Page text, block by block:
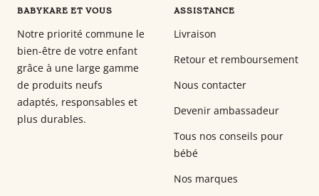
BABYKARE ET VOUS
Notre priorité commune le
bien-être de votre enfant
grâce à une large gamme
de produits neufs
adaptés, responsables et
plus durables.
ASSISTANCE
Livraison
Retour et remboursement
Nous contacter
Devenir ambassadeur
Tous nos conseils pour
bébé
Nos marques